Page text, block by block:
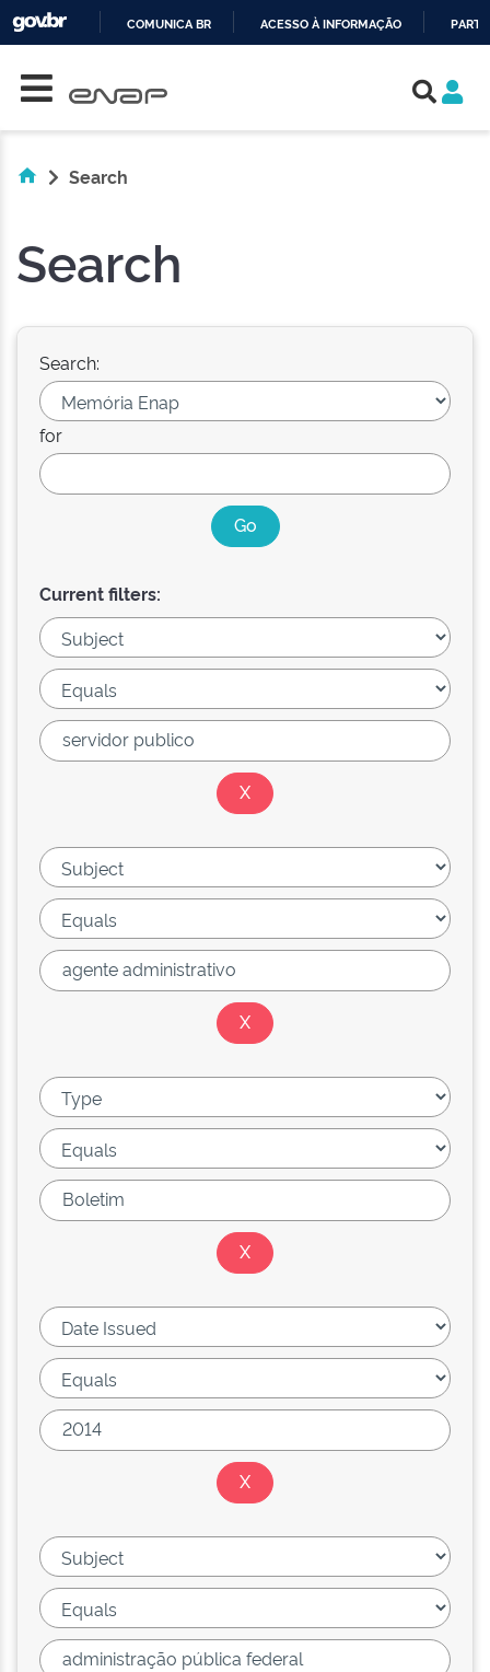
COMUNICA BR ACESSO À INFORMAÇÃO
Search
Search
Search:
for
Current filters: